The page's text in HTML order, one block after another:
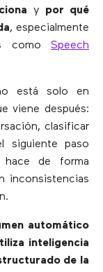
y por qué
, especialmente
como Speech
está solo en
viene después:
clasificar
siguiente paso
hace de forma
inconsistencias
automático
inteligencia
de la